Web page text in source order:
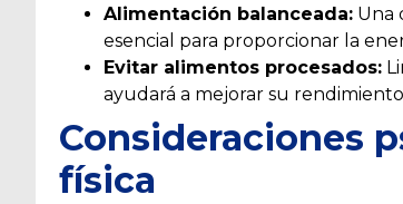
Alimentación balanceada: Una
esencial para proporcionar la
Evitar alimentos procesados:
ayudará a mejorar su
Consideraciones
física